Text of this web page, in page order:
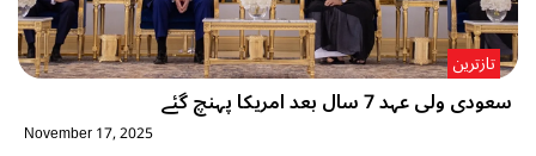
سعودی ولی عہد 7 سال بعد امریکا پہنچ گئے
تازترین
November 17, 2025